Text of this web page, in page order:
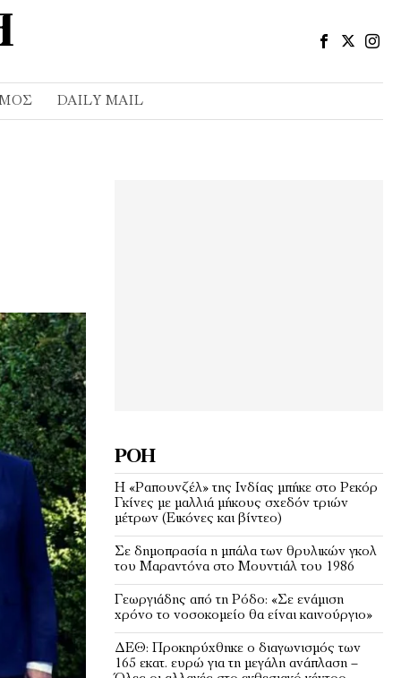
DAILY MAIL
ΡΟΉ
Η «Ραπουνζέλ» της Ινδίας μπήκε στο Ρεκόρ
Γκίνες με μαλλιά μήκους σχεδόν τριών
μέτρων (Εικόνες και βίντεο)
Σε δημοπρασία η μπάλα των θρυλικών γκολ
του Μαραντόνα στο Μουντιάλ του 1986
Γεωργιάδης από τη Ρόδο: «Σε ενάμιση
χρόνο το νοσοκομείο θα είναι καινούργιο»
ΔΕΘ: Προκηρύχθηκε ο διαγωνισμός των
165 εκατ. ευρώ για τη μεγάλη ανάπλαση –